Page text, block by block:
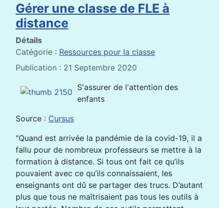
Gérer une classe de FLE à
distance
Détails
Catégorie : Ressources pour la classe
Publication : 21 Septembre 2020
S'assurer de l'attention des
enfants
Source : Cursus
"Quand est arrivée la pandémie de la covid-19, il a
fallu pour de nombreux professeurs se mettre à la
formation à distance. Si tous ont fait ce qu’ils
pouvaient avec ce qu’ils connaissaient, les
enseignants ont dû se partager des trucs. D’autant
plus que tous ne maîtrisaient pas tous les outils à